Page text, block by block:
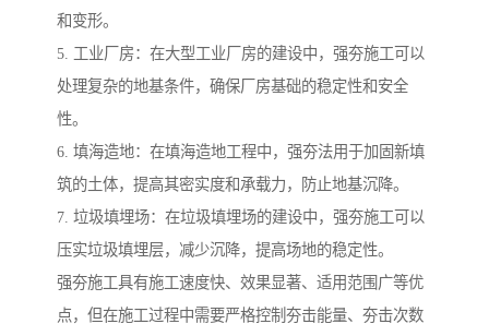
和变形。
5. 工业厂房：在大型工业厂房的建设中，强夯施工可以
处理复杂的地基条件，确保厂房基础的稳定性和安全
性。
6. 填海造地：在填海造地工程中，强夯法用于加固新填
筑的土体，提高其密实度和承载力，防止地基沉降。
7. 垃圾填埋场：在垃圾填埋场的建设中，强夯施工可以
压实垃圾填埋层，减少沉降，提高场地的稳定性。
强夯施工具有施工速度快、效果显著、适用范围广等优
点，但在施工过程中需要严格控制夯击能量、夯击次数